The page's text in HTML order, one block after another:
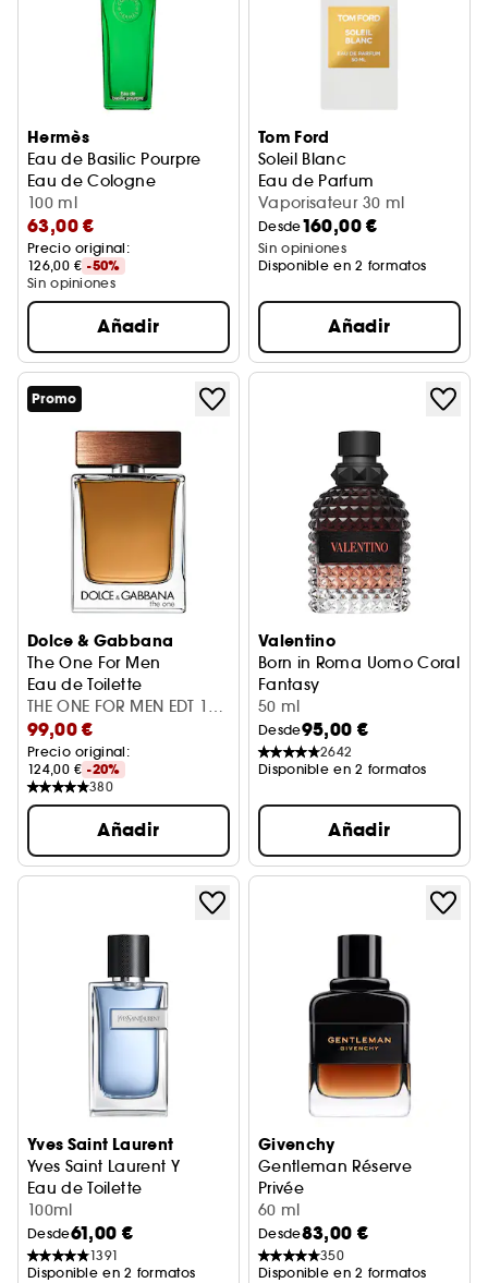
Hermès
Eau de Basilic Pourpre
Eau de Cologne
100 ml
63,00 €
Precio original:
126,00 € -50%
Sin opiniones
Añadir
Tom Ford
Soleil Blanc
Eau de Parfum
Vaporisateur 30 ml
Desde160,00 €
Sin opiniones
Disponible en 2 formatos
Añadir
Promo
Dolce & Gabbana
The One For Men
Eau de Toilette
THE ONE FOR MEN EDT 100
ML
99,00 €
Precio original:
124,00 € -20%
380
Añadir
Valentino
Born in Roma Uomo Coral
Fantasy
Eau de Toilette Perfume de
50 ml
Desde95,00 €
2642
Disponible en 2 formatos
Añadir
Yves Saint Laurent
Yves Saint Laurent Y
Eau de Toilette
100ml
Desde61,00 €
1391
Disponible en 2 formatos
Givenchy
Gentleman Réserve
Privée
Eau De Parfum
60 ml
Desde83,00 €
350
Disponible en 2 formatos